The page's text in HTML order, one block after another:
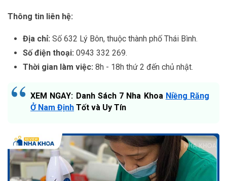
Thông tin liên hệ:
Địa chỉ: Số 632 Lý Bôn, thuộc thành phố Thái Bình.
Số điện thoại: 0943 332 269.
Thời gian làm việc: 8h - 18h thứ 2 đến chủ nhật.
XEM NGAY: Danh Sách 7 Nha Khoa Niềng Răng
Ở Nam Định Tốt và Uy Tín